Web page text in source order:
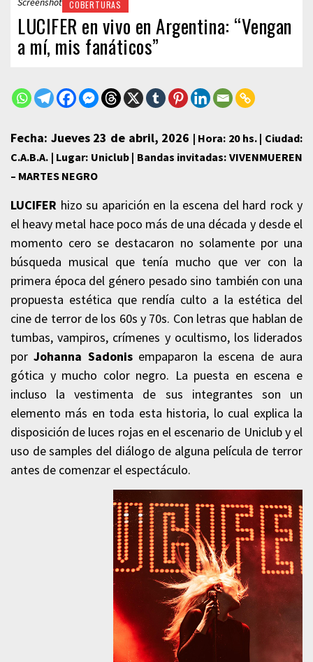
COBERTURAS
LUCIFER en vivo en Argentina: “Vengan
a mí, mis fanáticos”
Fecha: Jueves 23 de abril, 2026 | Hora: 20 hs. | Ciudad:
C.A.B.A. | Lugar: Uniclub | Bandas invitadas: VIVENMUEREN
– MARTES NEGRO
LUCIFER hizo su aparición en la escena del hard rock y
el heavy metal hace poco más de una década y desde el
momento cero se destacaron no solamente por una
búsqueda musical que tenía mucho que ver con la
primera época del género pesado sino también con una
propuesta estética que rendía culto a la estética del
cine de terror de los 60s y 70s. Con letras que hablan de
tumbas, vampiros, crímenes y ocultismo, los liderados
porJohanna Sadonisempaparon la escena de aura
gótica y mucho color negro. La puesta en escena e
incluso la vestimenta de sus integrantes son un
elemento más en toda esta historia, lo cual explica la
disposición de luces rojas en el escenario de Uniclub y el
uso de samples del diálogo de alguna película de terror
antes de comenzar el espectáculo.